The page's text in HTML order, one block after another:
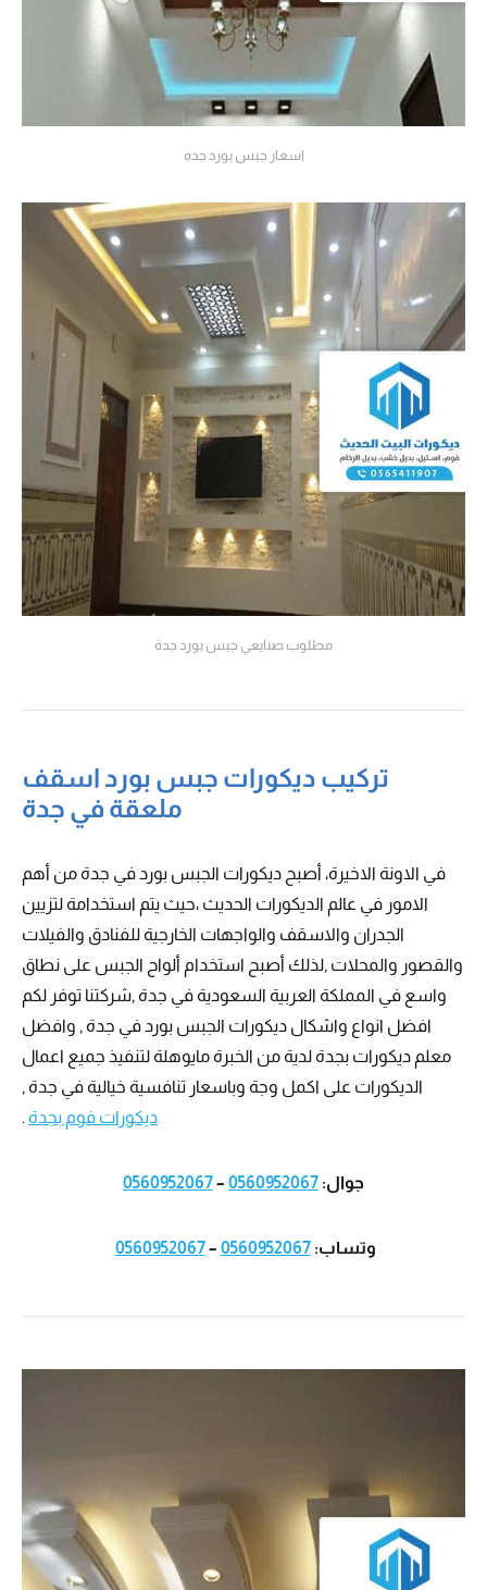
اسعار جبس بورد جده
مطلوب صنايعي جبس بورد جدة
تركيب ديكورات جبس بورد اسقف
ملعقة في جدة
في الاونة الاخيرة، أصبح ديكورات الجبس بورد في جدة من أهم
الامور في عالم الديكورات الحديث ،حيث يتم استخدامة لتزيين
الجدران والاسقف والواجهات الخارجية للفنادق والفيلات
والقصور والمحلات ,لذلك أصبح استخدام ألواح الجبس على نطاق
واسع في المملكة العربية السعودية في جدة ,شركتنا توفر لكم
افضل انواع واشكال ديكورات الجبس بورد في جدة , وافضل
معلم ديكورات بجدة لدية من الخبرة مايوهلة لتنفيذ جميع اعمال
الديكورات على اكمل وجة وباسعار تنافسية خيالية في جدة ,
ديكورات فوم بجدة .
جوال: 0560952067
–
0560952067
وتساب:0560952067
–
0560952067